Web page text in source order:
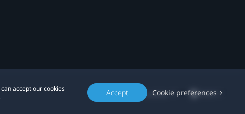
accept our cookies
Accept Cookie preferences
Location